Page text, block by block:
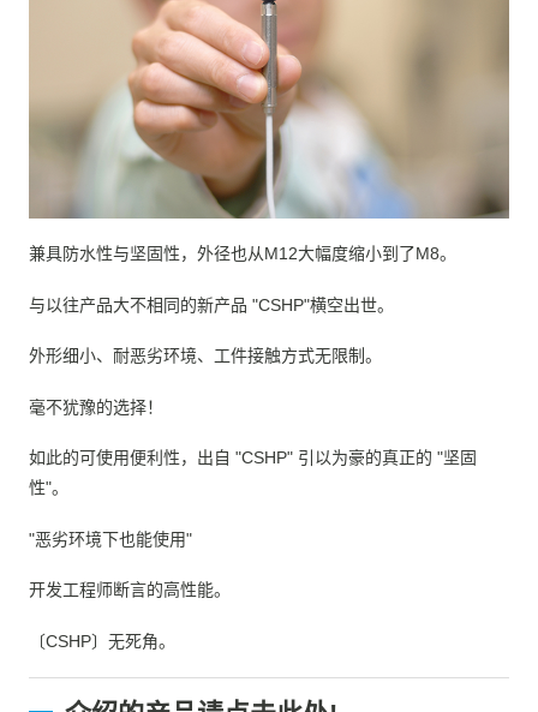
兼具防水性与坚固性，外径也从M12大幅度缩小到了M8。
与以往产品大不相同的新产品 "CSHP"横空出世。
外形细小、耐恶劣环境、工件接触方式无限制。
毫不犹豫的选择！
如此的可使用便利性，出自 "CSHP" 引以为豪的真正的 "坚固
性"。
"恶劣环境下也能使用"
开发工程师断言的高性能。
〔CSHP〕无死角。